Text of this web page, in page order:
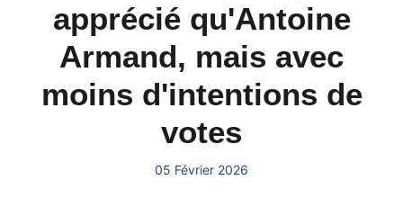
apprécié qu'Antoine
Armand, mais avec
moins d'intentions de
votes
05 Février 2026